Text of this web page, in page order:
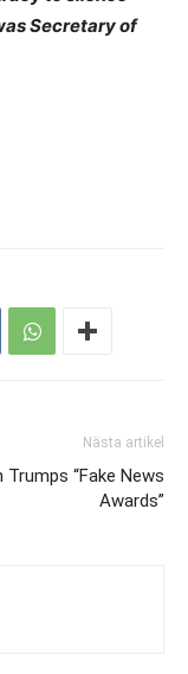
Secretary of
Nästa artikel
Trumps “Fake News
Awards”